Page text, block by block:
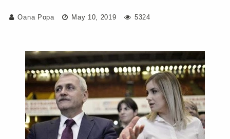
Oana Popa May 10, 2019 5324